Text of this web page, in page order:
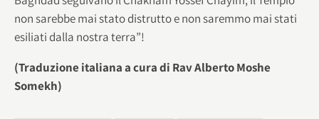
non sarebbe mai stato distrutto e non saremmo mai stati
esiliati dalla nostra terra”!
(Traduzione italiana a cura di Rav Alberto Moshe
Somekh)